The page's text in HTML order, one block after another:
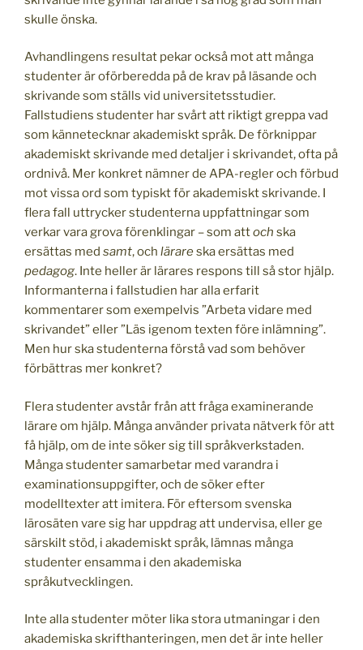
skulle önska.
Avhandlingens resultat pekar också mot att många
studenter är oförberedda på de krav på läsande och
skrivande som ställs vid universitetsstudier.
Fallstudiens studenter har svårt att riktigt greppa vad
som kännetecknar akademiskt språk. De förknippar
akademiskt skrivande med detaljer i skrivandet, ofta på
ordnivå. Mer konkret nämner de APA-regler och förbud
mot vissa ord som typiskt för akademiskt skrivande. I
flera fall uttrycker studenterna uppfattningar som
verkar vara grova förenklingar – som attoch ska
ersättas med samt, och lärareska ersättas med
pedagog. Inte heller är lärares respons till så stor hjälp.
Informanterna i fallstudien har alla erfarit
kommentarer som exempelvis ”Arbeta vidare med
skrivandet” eller ”Läs igenom texten före inlämning”.
Men hur ska studenterna förstå vad som behöver
förbättras mer konkret?
Flera studenter avstår från att fråga examinerande
lärare om hjälp. Många använder privata nätverk för att
få hjälp, om de inte söker sig till språkverkstaden.
Många studenter samarbetar med varandra i
examinationsuppgifter, och de söker efter
modelltexter att imitera. För eftersom svenska
lärosäten vare sig har uppdrag att undervisa, eller ge
särskilt stöd, i akademiskt språk, lämnas många
studenter ensamma i den akademiska
språkutvecklingen.
Inte alla studenter möter lika stora utmaningar i den
akademiska skrifthanteringen, men det är inte heller